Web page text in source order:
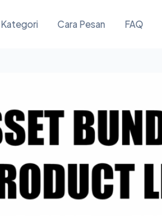
Kategori Cara Pesan FAQ